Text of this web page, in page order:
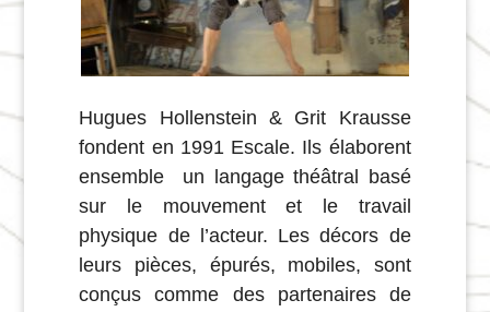
Hugues Hollenstein & Grit Krausse
fondent en 1991 Escale. Ils élaborent
ensemble un langage théâtral basé
sur le mouvement et le travail
physique de l’acteur. Les décors de
leurs pièces, épurés, mobiles, sont
conçus comme des partenaires de